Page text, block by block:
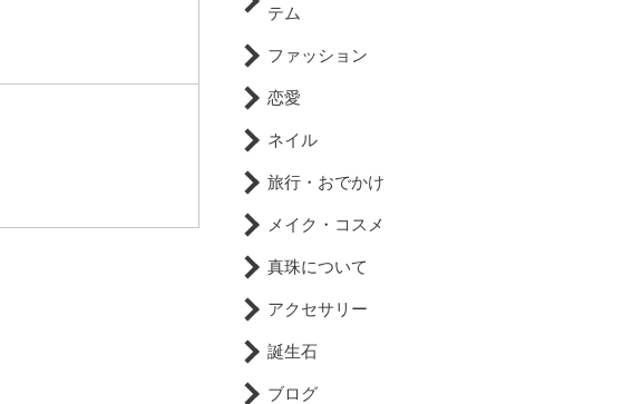
テム
ファッション
恋愛
ネイル
旅行・おでかけ
メイク・コスメ
真珠について
アクセサリー
誕生石
ブログ